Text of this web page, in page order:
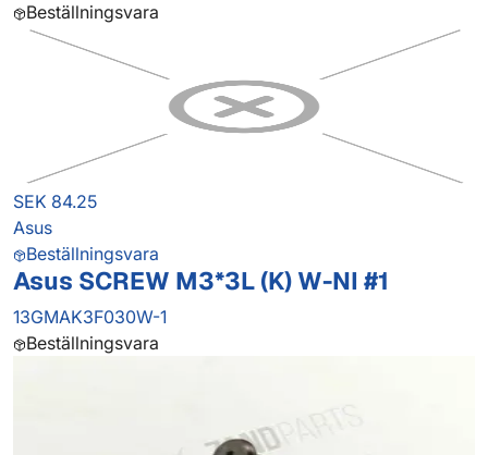
Beställningsvara
SEK 84.25
Asus
Beställningsvara
Asus SCREW M3*3L (K) W-NI #1
13GMAK3F030W-1
Beställningsvara